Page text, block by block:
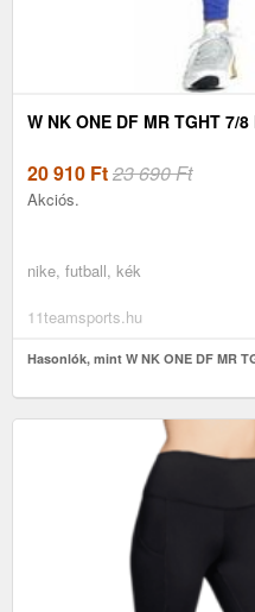
W NK ONE DF MR TGHT 7/8
20 910 Ft23 690 Ft
Akciós.
nike, futball, kék
11teamsports.hu
Hasonlók, mint W NK ONE DF MR